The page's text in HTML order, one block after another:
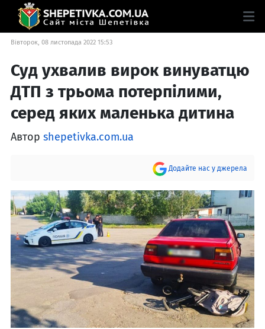
Вівторок, 08 листопада 2022 15:53
Суд ухвалив вирок винуватцю
ДТП з трьома потерпілими,
серед яких маленька дитина
Автор shepetivka.com.ua
Додайте нас у джерела